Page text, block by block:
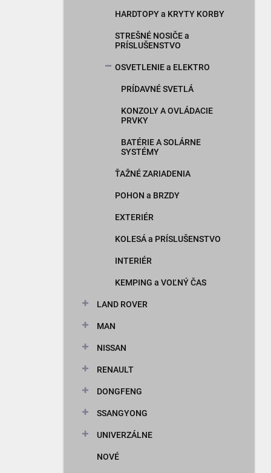
HARDTOPY a KRYTY KORBY
STREŠNÉ NOSIČE a
PRÍSLUŠENSTVO
OSVETLENIE a ELEKTRO
PRÍDAVNÉ SVETLÁ
KONZOLY A OVLÁDACIE
PRVKY
BATÉRIE A SOLÁRNE
SYSTÉMY
ŤAŽNÉ ZARIADENIA
POHON a BRZDY
EXTERIÉR
KOLESÁ a PRÍSLUŠENSTVO
INTERIÉR
KEMPING a VOĽNÝ ČAS
LAND ROVER
MAN
NISSAN
RENAULT
DONGFENG
SSANGYONG
UNIVERZÁLNE
NOVÉ